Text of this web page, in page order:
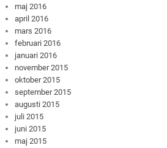
maj 2016
april 2016
mars 2016
februari 2016
januari 2016
november 2015
oktober 2015
september 2015
augusti 2015
juli 2015
juni 2015
maj 2015